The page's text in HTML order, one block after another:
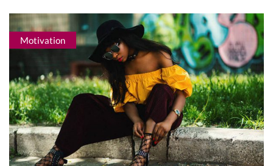
Motivation